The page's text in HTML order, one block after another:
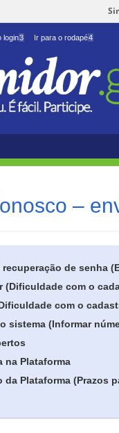
login3 Ir para o rodapé4
–
de senha
(Dificuldade com o
com o
sistema (Informar
na Plataforma
Plataforma (Prazos